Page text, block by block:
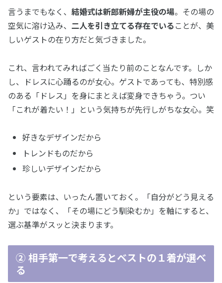
言うまでもなく、 結婚式は新郎新婦が主役の場。その場の
空気に溶け込み、 二人を引き立てる存在でいる ことが、美
しいゲストの在り方だと気づきました。
これ、言われてみればごく当たり前のことなんです。しか
し、ドレスに心踊るのが女心。ゲストであっても、特別感
のある「ドレス」を身にまとえば変身できちゃう。つい
「これが着たい！」という気持ちが先行しがちな女心。笑
好きなデザインだから
トレンドものだから
珍しいデザインだから
という要素は、いったん置いておく。「自分がどう見える
か」ではなく、「その場にどう馴染むか」を軸にすると、
選ぶ基準がスッと決まります。
② 相手第一で考えるとベストの１着が選べ
る